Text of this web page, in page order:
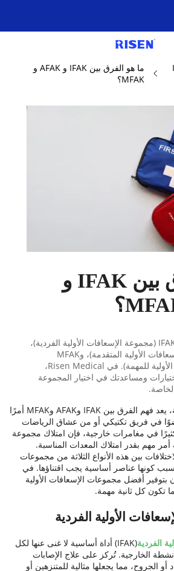
ما هو الفرق بين IFAK و AFAK و
MFAK؟
ما هو الفرق بين IFAK و
اكتشف الفروق بين IFAK (مجموعة الإسعافات الأولية الفردية)،
وAFAK (مجموعة الإسعافات الأولية المتقدمة)، وMFAK
(مجموعة الإسعافات الأولية للمهمة). في Risen Medical،
ومساعدتك في اختيار المجموعة
في عالم المعدات التكتيكية، يعد فهم الفرق بين IFAK وAFAK وMFAK أمرًا
في فريق تكتيكي أو من عشاق الرياضات
في مغامرات خارجية، فإن امتلاك مجموعة
أمر مهم بقدر امتلاك المعدات المناسبة.
بين هذه الأنواع الثلاثة من مجموعات
سبب كونها عناصر أساسية يجب اقتناؤها. في
بتوفير أفضل مجموعات الإسعافات الأولية
تكون كل ثانية مهمة.
الفردية
(IFAK) أداة أساسية لا غنى عنها لكل
الخارجية. تُركز على علاج الإصابات
الجروح، مما يجعلها مثالية للمتنزهين أو